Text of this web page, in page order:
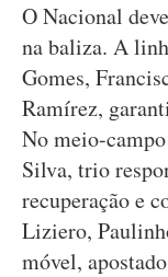
O Nacional
na baliza. A
Gomes,
Ramírez,
No meio-
Silva, trio
recuperação e
Liziero,
móvel,